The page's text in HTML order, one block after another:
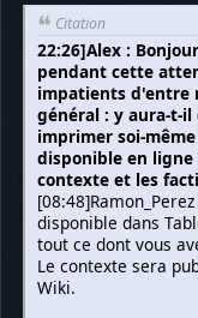
Citation
22:26]Alex :
pendant cette
impatients d'entre
général : y aura-t-
imprimer soi-
disponible en ligne
contexte et les
disponible dans
tout ce dont vous
Le contexte sera
Wiki.